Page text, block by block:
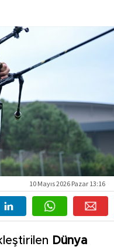
10 Mayıs 2026 Pazar 13:16
Dünya